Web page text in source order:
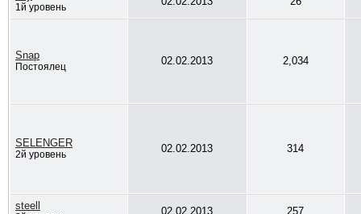
1й уровень
Snap
Постоялец 02.02.2013 2,034
SELENGER
2й уровень 02.02.2013 314
steell 02.02.2013 257